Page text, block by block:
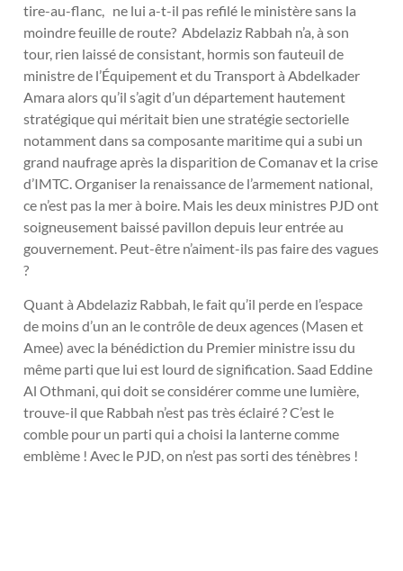
tire-au-flanc, ne lui a-t-il pas refilé le ministère sans la
moindre feuille de route? Abdelaziz Rabbah n’a, à son
tour, rien laissé de consistant, hormis son fauteuil de
ministre de l’Équipement et du Transport à Abdelkader
Amara alors qu’il s’agit d’un département hautement
stratégique qui méritait bien une stratégie sectorielle
notamment dans sa composante maritime qui a subi un
grand naufrage après la disparition de Comanav et la crise
d’IMTC. Organiser la renaissance de l’armement national,
ce n’est pas la mer à boire. Mais les deux ministres PJD ont
soigneusement baissé pavillon depuis leur entrée au
gouvernement. Peut-être n’aiment-ils pas faire des vagues
?
Quant à Abdelaziz Rabbah, le fait qu’il perde en l’espace
de moins d’un an le contrôle de deux agences (Masen et
Amee) avec la bénédiction du Premier ministre issu du
même parti que lui est lourd de signification. Saad Eddine
Al Othmani, qui doit se considérer comme une lumière,
trouve-il que Rabbah n’est pas très éclairé ? C’est le
comble pour un parti qui a choisi la lanterne comme
emblème ! Avec le PJD, on n’est pas sorti des ténèbres !